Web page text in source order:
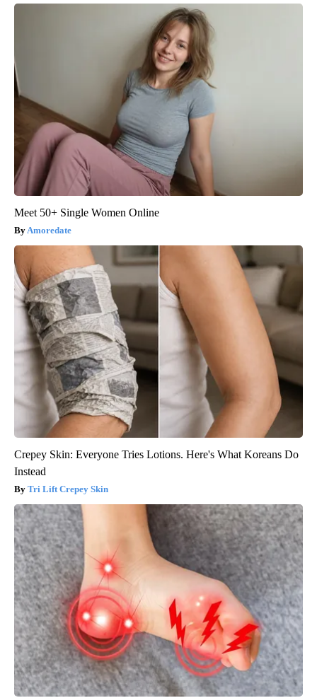
Meet 50+ Single Women Online
Amoredate
Crepey Skin: Everyone Tries Lotions. Here's What Koreans Do
Instead
Tri Lift Crepey Skin